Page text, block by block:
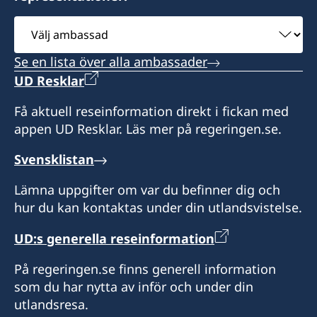
Sekreterare
Anita Husell-Karlström
Paulina Ahokas
Konsul
Christian Näsman
Sekreterare
Maarit Näsman
OBS: Konsulatet är stängt 6.7-9.8.
Konsul
Sekreterare
Fredrik Salonen
Välj
ambassad
Se en lista över alla ambassader
UD Resklar
Få aktuell reseinformation direkt i fickan med
appen UD Resklar. Läs mer på regeringen.se.
Svensklistan
Lämna uppgifter om var du befinner dig och
hur du kan kontaktas under din utlandsvistelse.
UD:s generella reseinformation
På regeringen.se finns generell information
som du har nytta av inför och under din
utlandsresa.